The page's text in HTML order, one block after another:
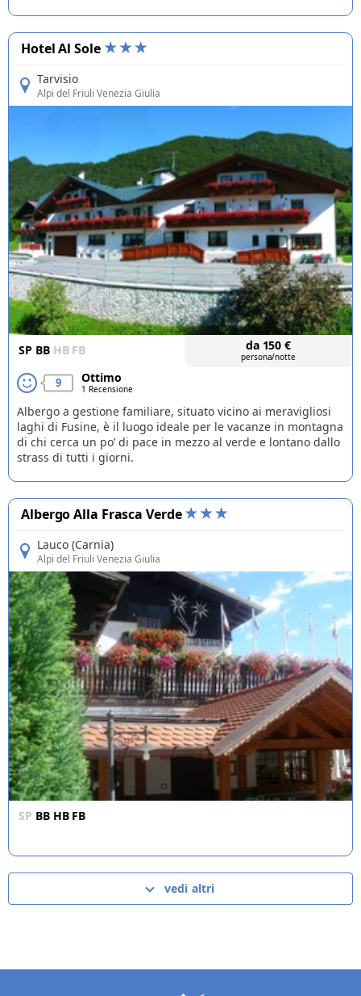
Hotel Al Sole
Tarvisio
Alpi del Friuli Venezia Giulia
SP BB HB FB da 150 €
persona/notte
9 Ottimo
1 Recensione
Albergo a gestione familiare, situato vicino ai meravigliosi
laghi di Fusine, è il luogo ideale per le vacanze in montagna
di chi cerca un po’ di pace in mezzo al verde e lontano dallo
strass di tutti i giorni.
Albergo Alla Frasca Verde
Lauco (Carnia)
Alpi del Friuli Venezia Giulia
SP BB HB FB
vedi altri